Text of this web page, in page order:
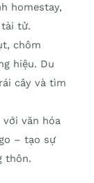
homestay,
tử.
chôm
hiệu. Du
cây và tìm
với văn hóa
– tạo sự
thôn.